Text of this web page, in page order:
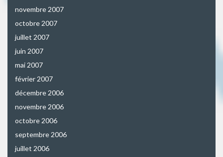
novembre 2007
octobre 2007
juillet 2007
juin 2007
mai 2007
février 2007
décembre 2006
novembre 2006
octobre 2006
septembre 2006
juillet 2006